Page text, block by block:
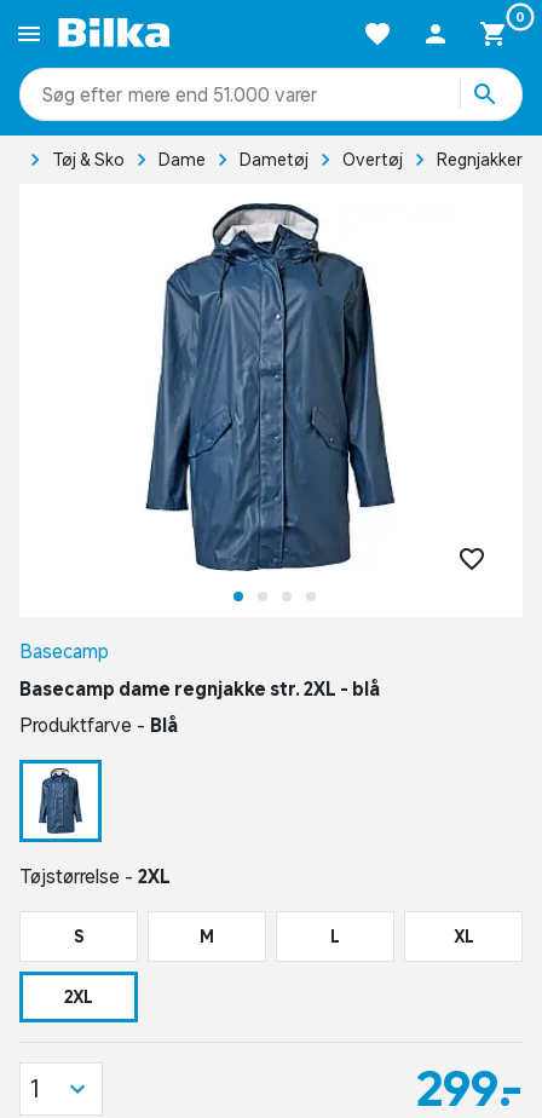
0
mere end 51.000 varer
Tøj & Sko Dame Dametøj Overtøj Regnjakker
Basecamp
Basecamp dame regnjakke str. 2XL - blå
Produktfarve - Blå
Tøjstørrelse - 2XL
S M L XL
2XL
299,-
1